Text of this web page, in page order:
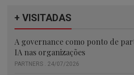
+ VISITADAS
A governance como ponto de
IA nas organizações
PARTNERS . 24/07/2026